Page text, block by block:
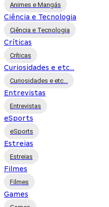
Animes e Mangás
Ciência e Tecnologia
Ciência e Tecnologia
Críticas
Críticas
Curiosidades e etc...
Curiosidades e etc...
Entrevistas
Entrevistas
eSports
eSports
Estreias
Estreias
Filmes
Filmes
Games